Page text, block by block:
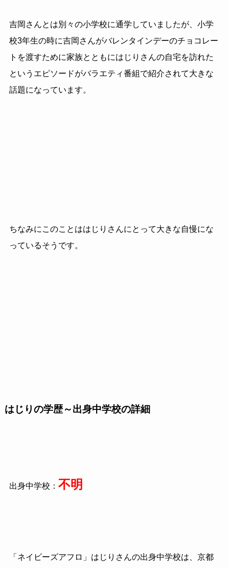
吉岡さんとは別々の小学校に通学していましたが、小学
校3年生の時に吉岡さんがバレンタインデーのチョコレー
トを渡すために家族とともにはじりさんの自宅を訪れた
というエピソードがバラエティ番組で紹介されて大きな
話題になっています。
ちなみにこのことははじりさんにとって大きな自慢にな
っているそうです。
はじりの学歴～出身中学校の詳細
出身中学校： 不明
「ネイビーズアフロ」はじりさんの出身中学校は、京都